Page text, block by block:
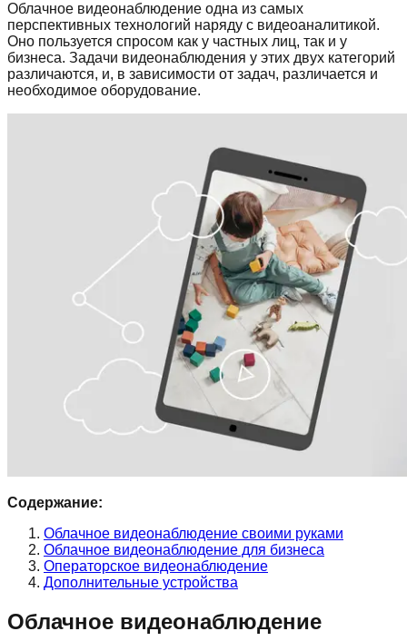
Облачное видеонаблюдение одна из самых
перспективных технологий наряду с видеоаналитикой.
Оно пользуется спросом как у частных лиц, так и у
бизнеса. Задачи видеонаблюдения у этих двух категорий
различаются, и, в зависимости от задач, различается и
необходимое оборудование.
Содержание:
Облачное видеонаблюдение своими руками
Облачное видеонаблюдение для бизнеса
Операторское видеонаблюдение
Дополнительные устройства
Облачное видеонаблюдение